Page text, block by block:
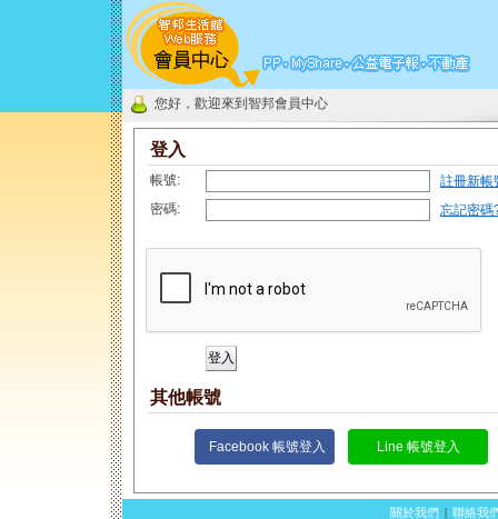
您好，歡迎來到智邦會員中心
登入
帳號:
註冊新帳
密碼:
忘記密碼
其他帳號
Facebook 帳號登入 Line 帳號登入
關於我們 | 聯絡我